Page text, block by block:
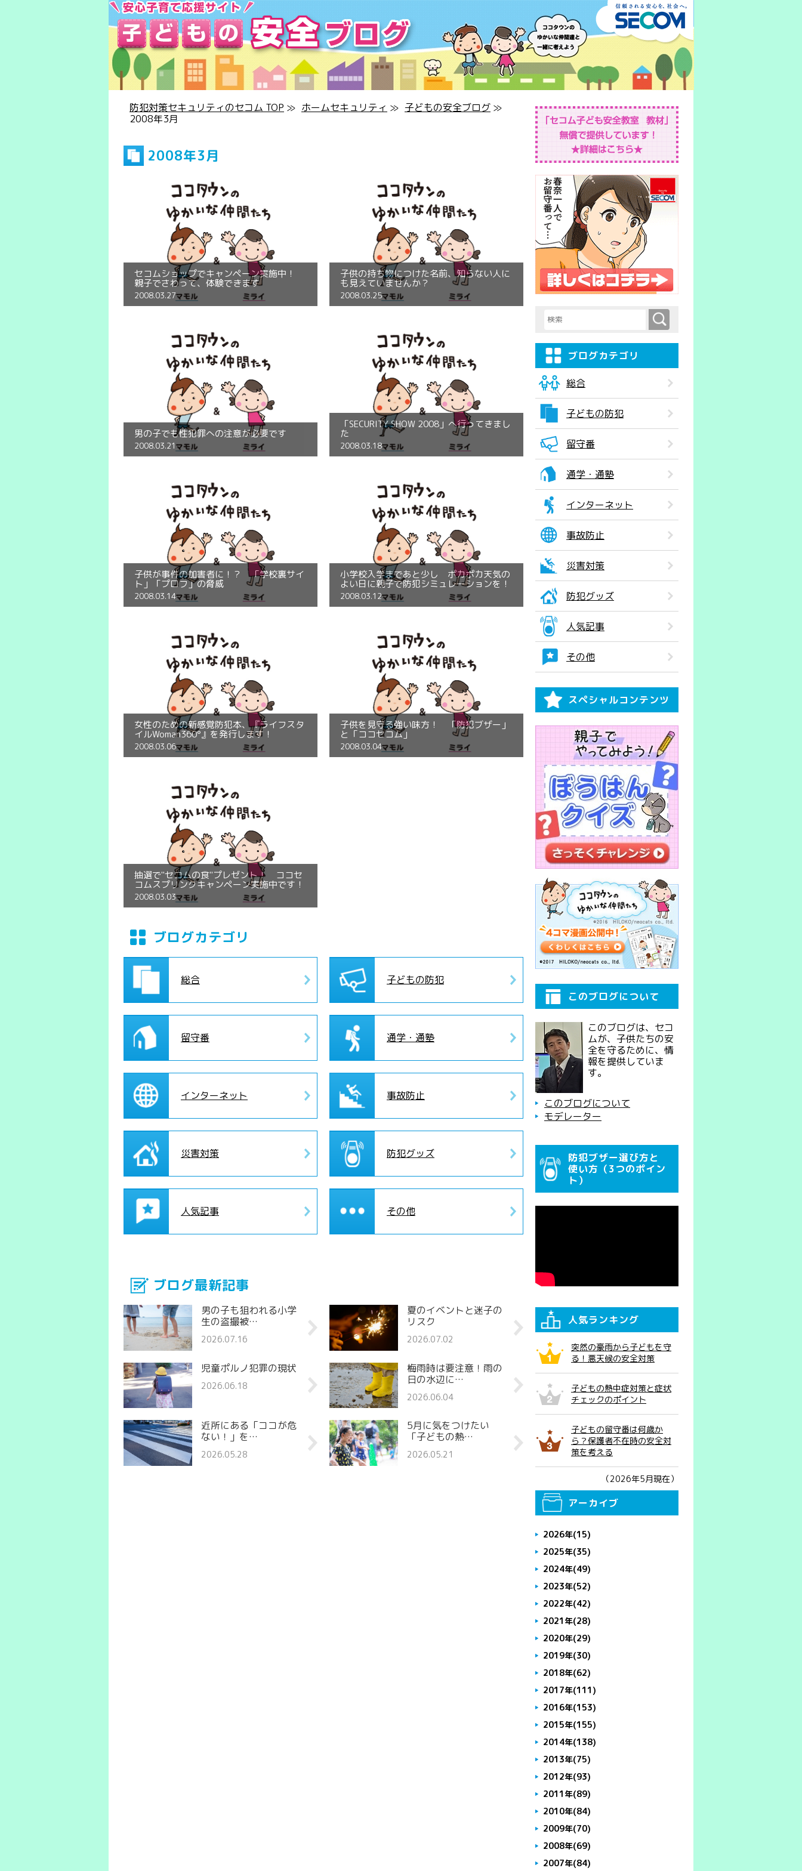
防犯対策セキュリティのセコム TOP ≫ ホームセキュリティ ≫ 子どもの安全ブログ ≫
2008年3月
2008年3月
セコムショップでキャンペーン実施中！
親子でさわって、体験できます
2008.03.27
子供の持ち物につけた名前、知らない人に
も見えていませんか？
2008.03.25
男の子でも性犯罪への注意が必要です
2008.03.21
「SECURITY SHOW 2008」へ行ってきまし
た
2008.03.18
子供が事件の加害者に！？ 「学校裏サイ
ト」「プロフ」の脅威
2008.03.14
小学校入学まであと少し ポカポカ天気の
よい日に親子で防犯シミュレーションを！
2008.03.12
女性のための新感覚防犯本、『ライフスタ
イルWoman360°』を発行します！
2008.03.06
子供を見守る強い味方！ 「防犯ブザー」
と「ココセコム」
2008.03.04
抽選で"セコムの食"プレゼント！ ココセ
コムスプリングキャンペーン実施中です！
2008.03.03
ブログカテゴリ
総合 子どもの防犯
留守番 通学・通塾
インターネット 事故防止
災害対策 防犯グッズ
人気記事 その他
ブログ最新記事
男の子も狙われる小学
生の盗撮被…
2026.07.16
夏のイベントと迷子の
リスク
2026.07.02
児童ポルノ犯罪の現状
2026.06.18
梅雨時は要注意！雨の
日の水辺に…
2026.06.04
近所にある「ココが危
ない！」を…
2026.05.28
5月に気をつけたい
「子どもの熱…
2026.05.21
検索キーワード入力 検索
ブログカテゴリ
総合
子どもの防犯
留守番
通学・通塾
インターネット
事故防止
災害対策
防犯グッズ
人気記事
その他
スペシャルコンテンツ
このブログについて
このブログは、セコ
ムが、子供たちの安
全を守るために、情
報を提供していま
す。
このブログについて
モデレーター
防犯ブザー選び方と
使い方（3つのポイン
ト）
人気ランキング
突然の豪雨から子どもを守
る！悪天候の安全対策
子どもの熱中症対策と症状
チェックのポイント
子どもの留守番は何歳か
ら？保護者不在時の安全対
策を考える
（2026年5月現在）
アーカイブ
2026年(15)
2025年(35)
2024年(49)
2023年(52)
2022年(42)
2021年(28)
2020年(29)
2019年(30)
2018年(62)
2017年(111)
2016年(153)
2015年(155)
2014年(138)
2013年(75)
2012年(93)
2011年(89)
2010年(84)
2009年(70)
2008年(69)
2007年(84)